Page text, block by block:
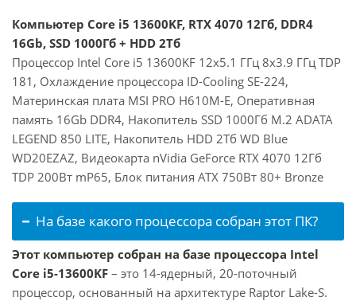
Компьютер Core i5 13600KF, RTX 4070 12Гб, DDR4
16Gb, SSD 1000Гб + HDD 2Тб
Процессор Intel Core i5 13600KF 12x5.1 ГГц 8x3.9 ГГц TDP
181, Охлаждение процессора ID-Cooling SE-224,
Материнская плата MSI PRO H610M-E, Оперативная
память 16Gb DDR4, Накопитель SSD 1000Гб M.2 ADATA
LEGEND 850 LITE, Накопитель HDD 2Тб WD Blue
WD20EZAZ, Видеокарта nVidia GeForce RTX 4070 12Гб
TDP 200Вт mP65, Блок питания ATX 750Вт 80+ Bronze
На базе какого процессора собран этот ПК?
Этот компьютер собран на базе процессора Intel
Core i5-13600KF – это 14-ядерный, 20-поточный
процессор, основанный на архитектуре Raptor Lake-S.